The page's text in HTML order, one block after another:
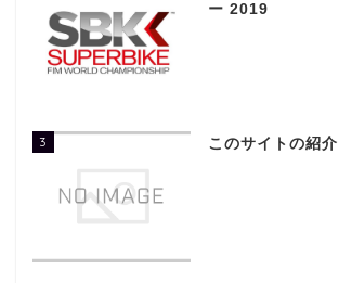
ー 2019
3 このサイトの紹介